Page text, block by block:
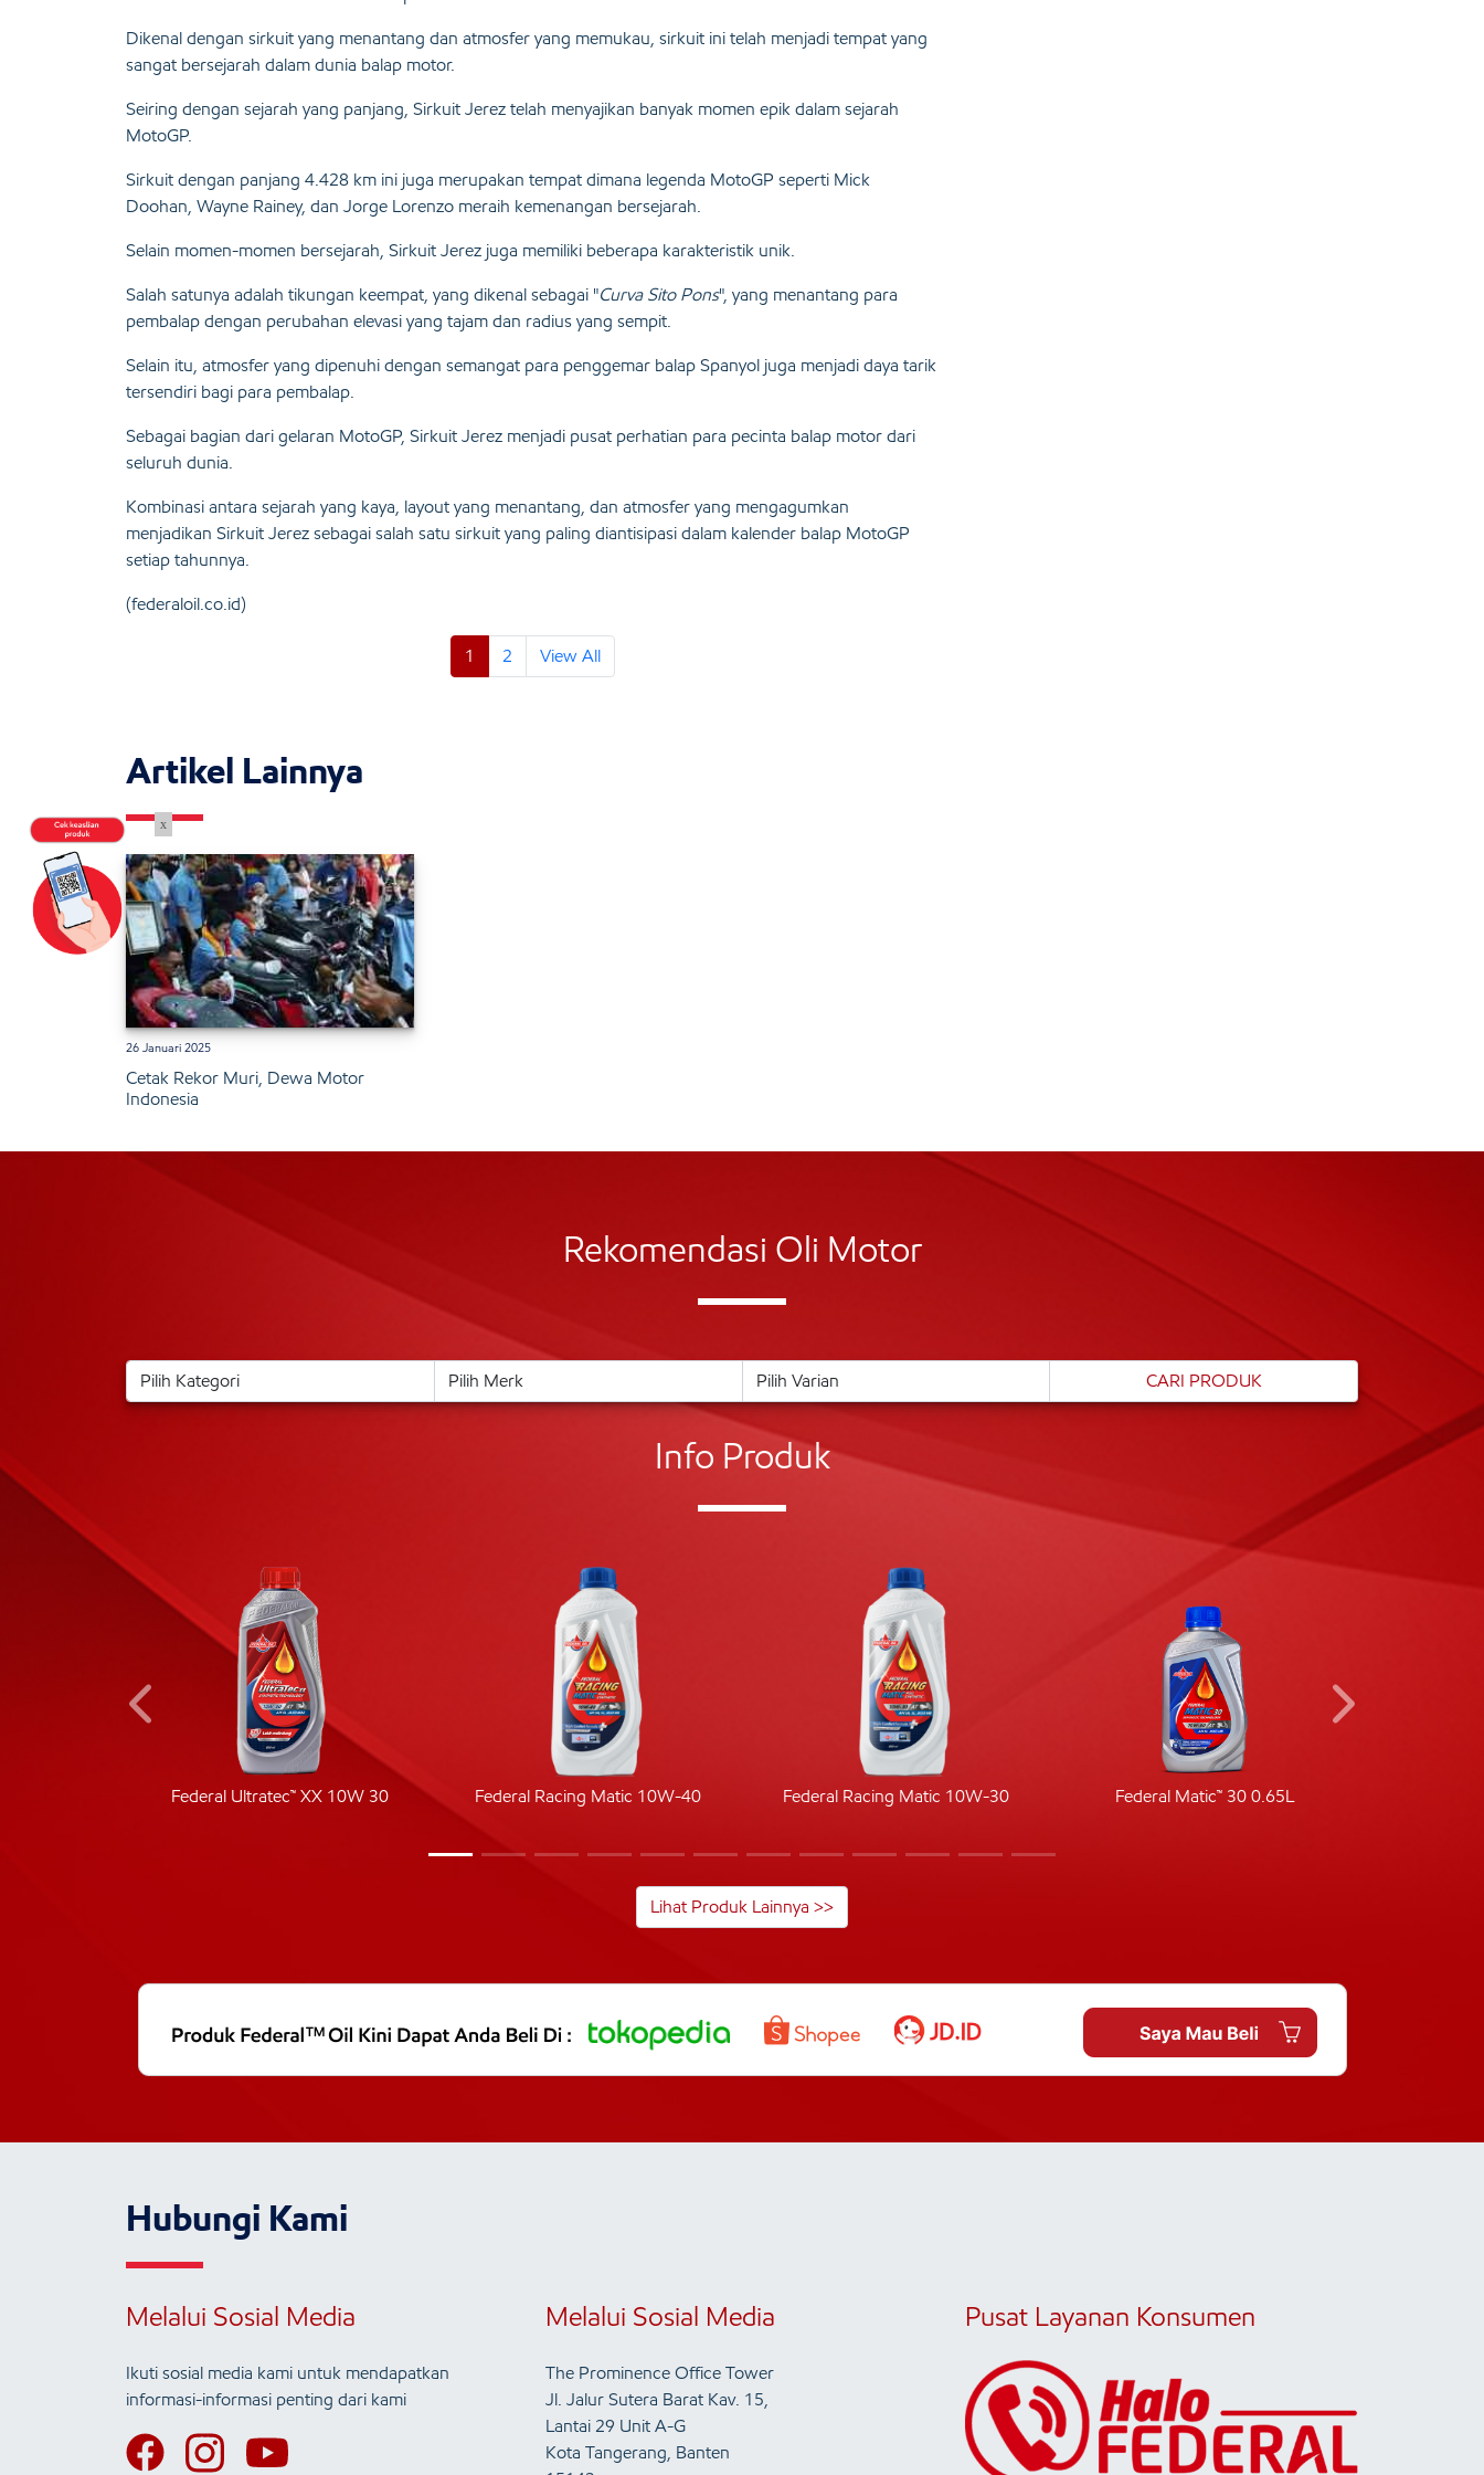
Dikenal dengan sirkuit yang menantang dan atmosfer yang memukau, sirkuit ini telah menjadi tempat yang
sangat bersejarah dalam dunia balap motor.
Seiring dengan sejarah yang panjang, Sirkuit Jerez telah menyajikan banyak momen epik dalam sejarah
MotoGP.
Sirkuit dengan panjang 4.428 km ini juga merupakan tempat dimana legenda MotoGP seperti Mick
Doohan, Wayne Rainey, dan Jorge Lorenzo meraih kemenangan bersejarah.
Selain momen-momen bersejarah, Sirkuit Jerez juga memiliki beberapa karakteristik unik.
Salah satunya adalah tikungan keempat, yang dikenal sebagai "Curva Sito Pons", yang menantang para
pembalap dengan perubahan elevasi yang tajam dan radius yang sempit.
Selain itu, atmosfer yang dipenuhi dengan semangat para penggemar balap Spanyol juga menjadi daya tarik
tersendiri bagi para pembalap.
Sebagai bagian dari gelaran MotoGP, Sirkuit Jerez menjadi pusat perhatian para pecinta balap motor dari
seluruh dunia.
Kombinasi antara sejarah yang kaya, layout yang menantang, dan atmosfer yang mengagumkan
menjadikan Sirkuit Jerez sebagai salah satu sirkuit yang paling diantisipasi dalam kalender balap MotoGP
setiap tahunnya.
(federaloil.co.id)
1 2 View All
Artikel Lainnya
26 Januari 2025
Cetak Rekor Muri, Dewa Motor
Indonesia
Rekomendasi Oli Motor
Info Produk
Federal Ultratec™ XX 10W 30 Federal Racing Matic 10W-40 Federal Racing Matic 10W-30 Federal Matic™ 30 0.65L
Lihat Produk Lainnya >>
Hubungi Kami
Melalui Sosial Media
Ikuti sosial media kami untuk mendapatkan
informasi-informasi penting dari kami
Melalui Sosial Media
The Prominence Office Tower
Jl. Jalur Sutera Barat Kav. 15,
Lantai 29 Unit A-G
Kota Tangerang, Banten
Pusat Layanan Konsumen
x